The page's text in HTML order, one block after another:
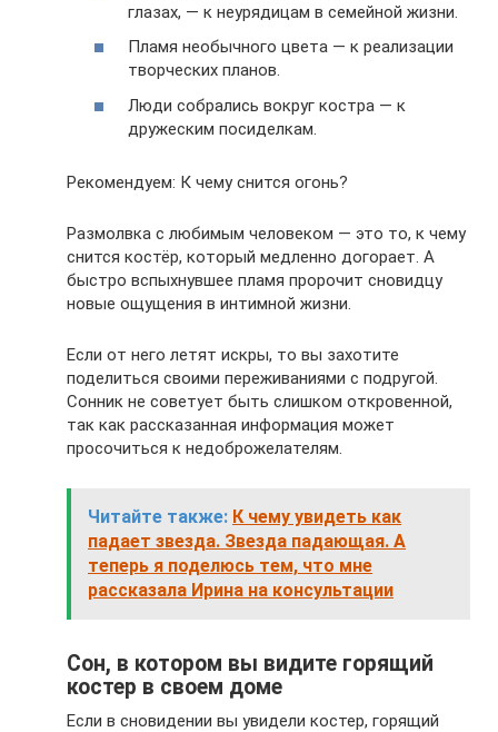
глазах, — к неурядицам в семейной жизни.
Пламя необычного цвета — к реализации
творческих планов.
Люди собрались вокруг костра — к
дружеским посиделкам.
Рекомендуем: К чему снится огонь?
Размолвка с любимым человеком — это то, к чему
снится костёр, который медленно догорает. А
быстро вспыхнувшее пламя пророчит сновидцу
новые ощущения в интимной жизни.
Если от него летят искры, то вы захотите
поделиться своими переживаниями с подругой.
Сонник не советует быть слишком откровенной,
так как рассказанная информация может
просочиться к недоброжелателям.
Читайте также: К чему увидеть как
падает звезда. Звезда падающая. А
теперь я поделюсь тем, что мне
рассказала Ирина на консультации
Сон, в котором вы видите горящий
костер в своем доме
Если в сновидении вы увидели костер, горящий